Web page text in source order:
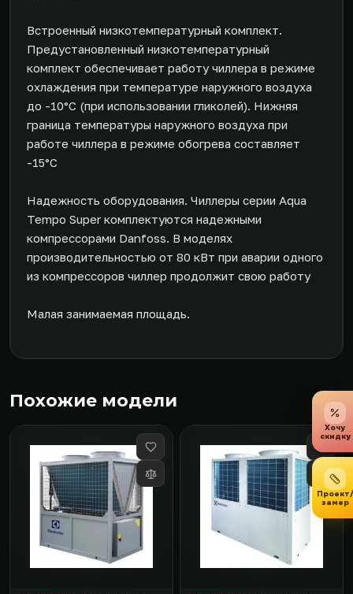
Встроенный низкотемпературный комплект.
Предустановленный низкотемпературный
комплект обеспечивает работу чиллера в режиме
охлаждения при температуре наружного воздуха
до -10°С (при использовании гликолей). Нижняя
граница температуры наружного воздуха при
работе чиллера в режиме обогрева составляет
-15°С
Надежность оборудования. Чиллеры серии Aqua
Tempo Super комплектуются надежными
компрессорами Danfoss. В моделях
производительностью от 80 кВт при аварии одного
из компрессоров чиллер продолжит свою работу
Малая занимаемая площадь.
Похожие модели
Хочу
скидку
Проект/
замер